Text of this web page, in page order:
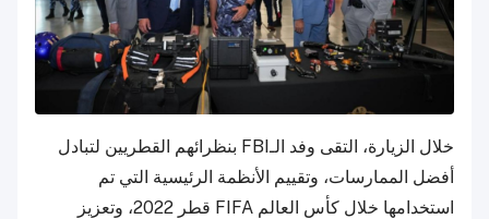
خلال الزيارة، التقى وفد الـFBI بنظرائهم القطريين لتبادل
أفضل الممارسات، وتقييم الأنظمة الرئيسية التي تم
استخدامها خلال كأس العالم FIFA قطر 2022، وتعزيز